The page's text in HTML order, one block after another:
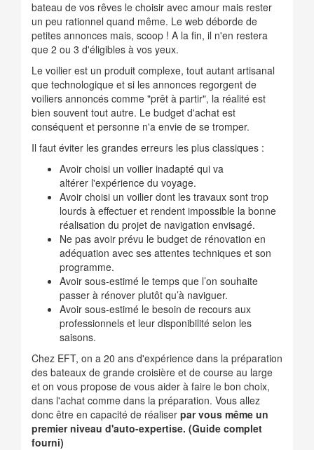
bateau de vos rêves le choisir avec amour mais rester
un peu rationnel quand même. Le web déborde de
petites annonces mais, scoop ! A la fin, il n'en restera
que 2 ou 3 d'éligibles à vos yeux.
Le voilier est un produit complexe, tout autant artisanal
que technologique et si les annonces regorgent de
voiliers annoncés comme "prêt à partir", la réalité est
bien souvent tout autre. Le budget d'achat est
conséquent et personne n'a envie de se tromper.
Il faut éviter les grandes erreurs les plus classiques :
Avoir choisi un voilier inadapté qui va
altérer l'expérience du voyage.
Avoir choisi un voilier dont les travaux sont trop
lourds à effectuer et rendent impossible la bonne
réalisation du projet de navigation envisagé.
Ne pas avoir prévu le budget de rénovation en
adéquation avec ses attentes techniques et son
programme.
Avoir sous-estimé le temps que l’on souhaite
passer à rénover plutôt qu’à naviguer.
Avoir sous-estimé le besoin de recours aux
professionnels et leur disponibilité selon les
saisons.
Chez EFT, on a 20 ans d'expérience dans la préparation
des bateaux de grande croisière et de course au large
et on vous propose de vous aider à faire le bon choix,
dans l'achat comme dans la préparation. Vous allez
donc être en capacité de réaliser par vous même un
premier niveau d'auto-expertise. (Guide complet
fourni)